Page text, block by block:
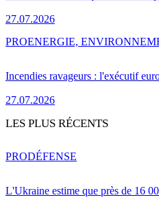
27.07.2026
Incendies ravageurs : l'exécutif
27.07.2026
PROENERGIE,
LES PLUS RÉCENTS
L'Ukraine estime que près de 16
PRODÉFENSE